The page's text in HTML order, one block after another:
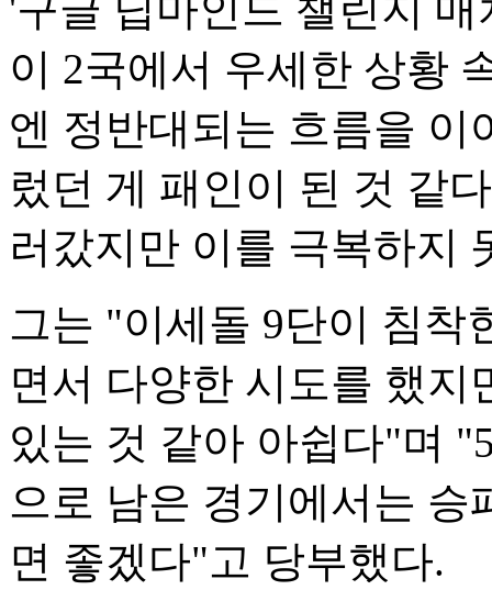
이 2국에서 우세한 상황
엔 정반대되는 흐름을
렀던 게 패인이 된 것 같
러갔지만 이를 극복하지
그는 "이세돌 9단이 침착
면서 다양한 시도를 했지
있는 것 같아 아쉽다"며
으로 남은 경기에서는 승
면 좋겠다"고 당부했다.